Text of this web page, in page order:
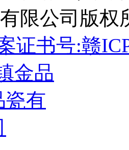
限公司版权
证书号:赣